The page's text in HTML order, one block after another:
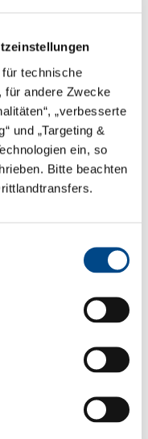
technische
für andere Zwecke
„verbesserte
und „Targeting &
ein, so
Bitte beachten